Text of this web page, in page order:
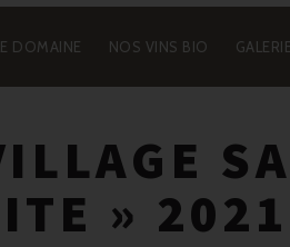
DOMAINE NOS VINS BIO GALERIE
» 2021